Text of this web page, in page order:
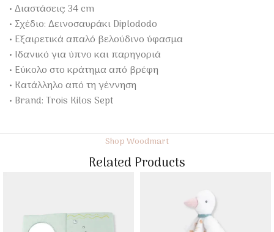
• Διαστάσεις: 34 cm
• Σχέδιο: Δεινοσαυράκι Diplododo
• Εξαιρετικά απαλό βελούδινο ύφασμα
• Ιδανικό για ύπνο και παρηγοριά
• Εύκολο στο κράτημα από βρέφη
• Κατάλληλο από τη γέννηση
• Brand: Trois Kilos Sept
Shop Woodmart
Related Products